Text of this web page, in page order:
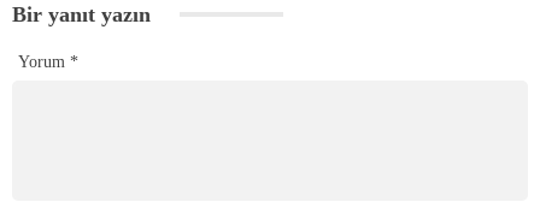
Bir yanıt yazın
Yorum *